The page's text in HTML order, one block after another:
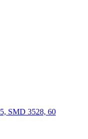
SMD 3528, 60